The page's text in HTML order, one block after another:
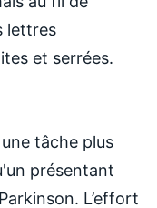
lettres
et serrées.
tâche plus
présentant
L’effort